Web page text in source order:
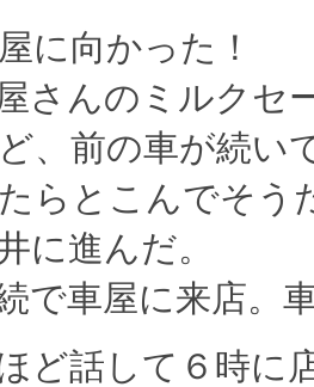
に向かった！
さんのミルクセ
、前の車が続い
らとこんでそう
に進んだ。
で車屋に来店。
ど話して６時に